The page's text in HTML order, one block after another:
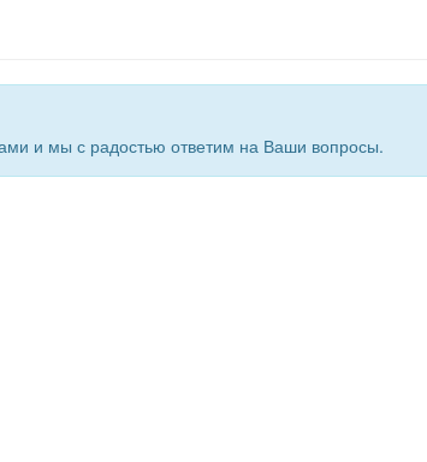
и мы с радостью ответим на Ваши вопросы.